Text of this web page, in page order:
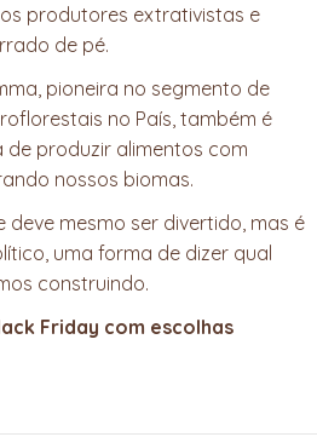
produtores extrativistas e
de pé.
pioneira no segmento de
no País, também é
produzir alimentos com
nossos biomas.
mesmo ser divertido, mas é
uma forma de dizer qual
construindo.
Friday com escolhas